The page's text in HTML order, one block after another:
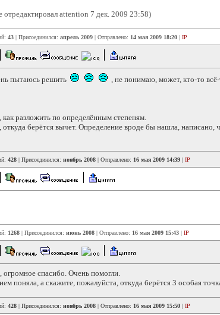
attention 7 дек. 2009 23:58)
43 | Присоединился: апрель 2009 | Отправлено: 14 мая 2009 18:20 | IP
пытаюсь решить , не понимаю, может, кто-то
разложить по определённым степеням.
откуда берётся вычет. Определение вроде бы нашла, написано,
428 | Присоединился: ноябрь 2008 | Отправлено: 16 мая 2009 14:39 | IP
1268 | Присоединился: июнь 2008 | Отправлено: 16 мая 2009 15:43 | IP
огромное спасибо. Очень помогли.
поняла, а скажите, пожалуйста, откуда берётся 3 особая
428 | Присоединился: ноябрь 2008 | Отправлено: 16 мая 2009 15:50 | IP